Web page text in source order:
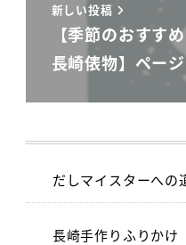
新しい投稿
【季節のおすす
長崎俵物】ペー
だしマイスターへの
長崎手作りふりかけ